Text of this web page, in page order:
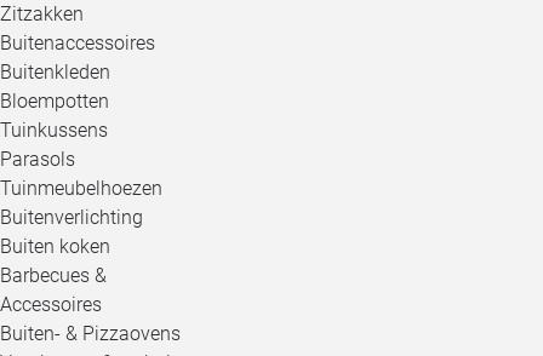
Zitzakken
Buitenaccessoires
Buitenkleden
Bloempotten
Tuinkussens
Parasols
Tuinmeubelhoezen
Buitenverlichting
Buiten koken
Barbecues &
Accessoires
Buiten- & Pizzaovens